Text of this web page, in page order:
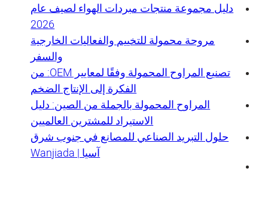
دليل مجموعة منتجات مبردات الهواء لصيف عام
2026
مروحة محمولة للتخييم والفعاليات الخارجية
والسفر
تصنيع المراوح المحمولة وفقًا لمعايير OEM: من
الفكرة إلى الإنتاج الضخم
المراوح المحمولة بالجملة من الصين: دليل
الاستيراد للمشترين العالميين
حلول التبريد الصناعي للمصانع في جنوب شرق
آسيا | Wanjiada